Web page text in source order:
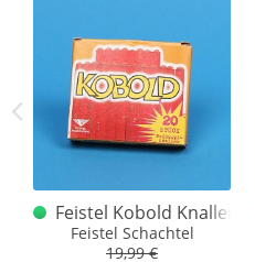
SchachtelFKG alt
Mitte der 80er Jahre
Feistel Kobold Knaller
Feistel Schachtel
19,99 €